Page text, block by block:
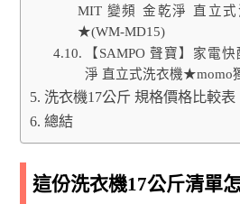
MIT 變頻 金乾淨 直立
★(WM-MD15)
【SAMPO 聲寶】家電
淨 直立式洗衣機★momo
洗衣機17公斤 規格價格比較表
總結
這份洗衣機17公斤清單